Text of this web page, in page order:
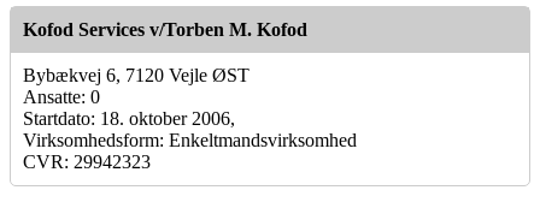
Kofod Services v/Torben M. Kofod
Bybækvej 6, 7120 Vejle ØST
Ansatte: 0
Startdato: 18. oktober 2006,
Virksomhedsform: Enkeltmandsvirksomhed
CVR: 29942323